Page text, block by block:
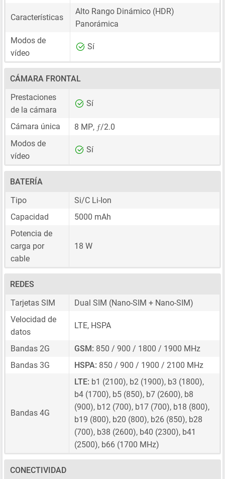
Características
Alto Rango Dinámico (HDR)
Panorámica
Modos de
vídeo
Sí
CÁMARA FRONTAL
Prestaciones
de la cámara
Sí
Cámara única 8 MP, ƒ/2.0
Modos de
vídeo
Sí
BATERÍA
Tipo
Si/C Li-Ion
Capacidad
5000 mAh
Potencia de
carga por
cable
18 W
REDES
Tarjetas SIM
Dual SIM (Nano-SIM + Nano-SIM)
Velocidad de
datos
LTE, HSPA
Bandas 2G GSM: 850 / 900 / 1800 / 1900 MHz
Bandas 3G
HSPA: 850 / 900 / 1900 / 2100 MHz
Bandas 4G
LTE: b1 (2100), b2 (1900), b3 (1800),
b4 (1700), b5 (850), b7 (2600), b8
(900), b12 (700), b17 (700), b18 (800),
b19 (800), b20 (800), b26 (850), b28
(700), b38 (2600), b40 (2300), b41
(2500), b66 (1700 MHz)
CONECTIVIDAD